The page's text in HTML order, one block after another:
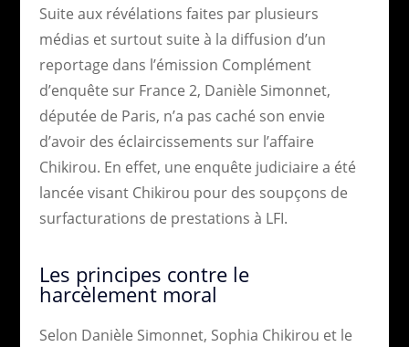
Suite aux révélations faites par plusieurs
médias et surtout suite à la diffusion d’un
reportage dans l’émission Complément
d’enquête sur France 2, Danièle Simonnet,
députée de Paris, n’a pas caché son envie
d’avoir des éclaircissements sur l’affaire
Chikirou. En effet, une enquête judiciaire a été
lancée visant Chikirou pour des soupçons de
surfacturations de prestations à LFI.
Les principes contre le
harcèlement moral
Selon Danièle Simonnet, Sophia Chikirou et le